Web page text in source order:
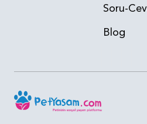
Soru-
Blog